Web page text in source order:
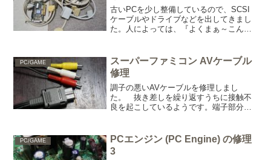
古いPCを少し整備しているので、SCSI
ケーブルやドライブなどを出してきまし
た。人によっては、『よくまぁ～こんな
TOWNS・X68000・DOS/V・MAC G3/...
PC/GAME
スーパーファミコン AVケーブル
修理
調子の悪いAVケーブルを修理しまし
た。 抜き差しを繰り返すうちに接触不
良を起こしているようです。端子部分や
ですね。 金属端子部分の汚れや、内部
配線の経年劣化が考えられる...
PC/GAME
PCエンジン (PC Engine) の修理
3